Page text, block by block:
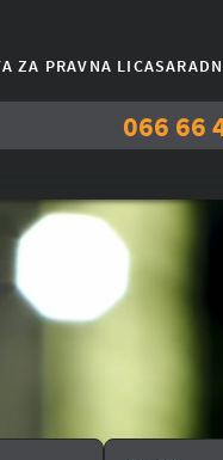
ZA PRAVNA LICA
066 66